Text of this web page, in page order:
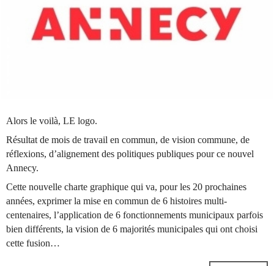
Alors le voilà, LE logo.
Résultat de mois de travail en commun, de vision commune, de
réflexions, d’alignement des politiques publiques pour ce nouvel
Annecy.
Cette nouvelle charte graphique qui va, pour les 20 prochaines
années, exprimer la mise en commun de 6 histoires multi-
centenaires, l’application de 6 fonctionnements municipaux parfois
bien différents, la vision de 6 majorités municipales qui ont choisi
cette fusion…